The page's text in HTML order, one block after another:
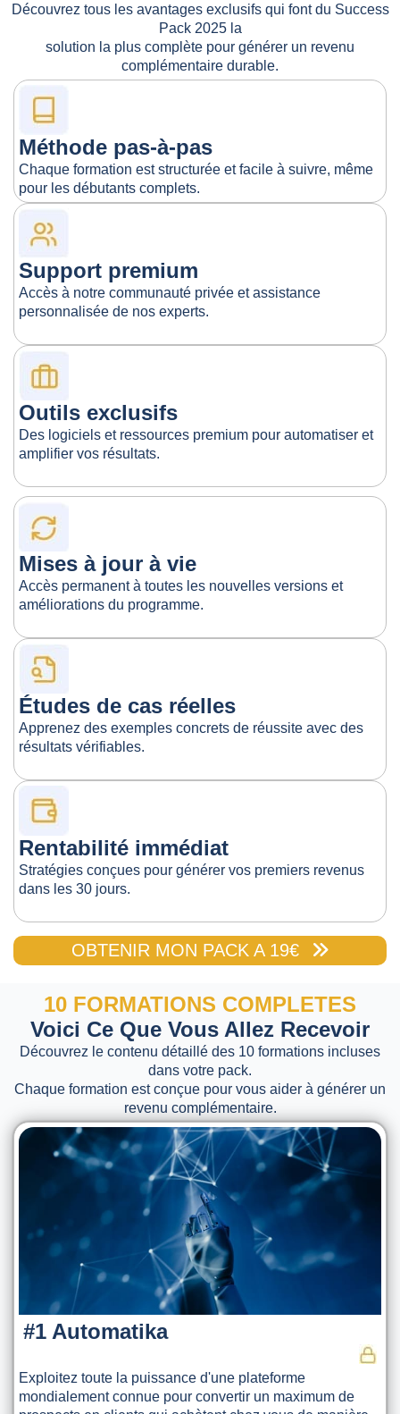
Découvrez tous les avantages exclusifs qui font du Success
Pack 2025 la
solution la plus complète pour générer un revenu
complémentaire durable.
Méthode pas-à-pas
Chaque formation est structurée et facile à suivre, même
pour les débutants complets.
Support premium
Accès à notre communauté privée et assistance
personnalisée de nos experts.
Outils exclusifs
Des logiciels et ressources premium pour automatiser et
amplifier vos résultats.
Mises à jour à vie
Accès permanent à toutes les nouvelles versions et
améliorations du programme.
Études de cas réelles
Apprenez des exemples concrets de réussite avec des
résultats vérifiables.
Rentabilité immédiat
Stratégies conçues pour générer vos premiers revenus
dans les 30 jours.
OBTENIR MON PACK A 19€
10 FORMATIONS COMPLETES
Voici Ce Que Vous Allez Recevoir
Découvrez le contenu détaillé des 10 formations incluses
dans votre pack.
Chaque formation est conçue pour vous aider à générer un
revenu complémentaire.
#1 Automatika
Exploitez toute la puissance d'une plateforme
mondialement connue pour convertir un maximum de